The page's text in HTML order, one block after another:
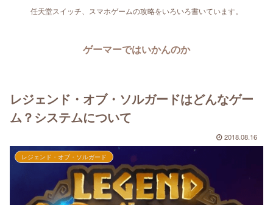
任天堂スイッチ、スマホゲームの攻略をいろいろ書いています。
ゲーマーではいかんのか
レジェンド・オブ・ソルガードはどんなゲー
ム？システムについて
2018.08.16
レジェンド・オブ・ソルガード